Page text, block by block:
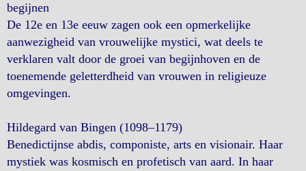
begijnen
De 12e en 13e eeuw zagen ook een opmerkelijke
aanwezigheid van vrouwelijke mystici, wat deels te
verklaren valt door de groei van begijnhoven en de
toenemende geletterdheid van vrouwen in religieuze
omgevingen.
Hildegard van Bingen (1098–1179)
Benedictijnse abdis, componiste, arts en visionair. Haar
mystiek was kosmisch en profetisch van aard. In haar